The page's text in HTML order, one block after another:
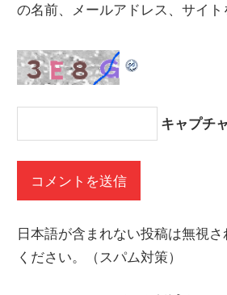
の名前、メールアドレス、サイト
キャプチ
日本語が含まれない投稿は無視
ください。（スパム対策）